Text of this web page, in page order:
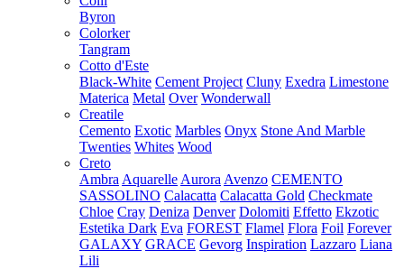
Byron
Colorker
Tangram
Cotto d'Este
Black-White Cement Project Cluny Exedra Limestone
Materica Metal Over Wonderwall
Creatile
Cemento Exotic Marbles Onyx Stone And Marble
Twenties Whites Wood
Creto
Ambra Aquarelle Aurora Avenzo CEMENTO
SASSOLINO Calacatta Calacatta Gold Checkmate
Chloe Cray Deniza Denver Dolomiti Effetto Ekzotic
Estetika Dark Eva FOREST Flamel Flora Foil Forever
GALAXY GRACE Gevorg Inspiration Lazzaro Liana
Lili